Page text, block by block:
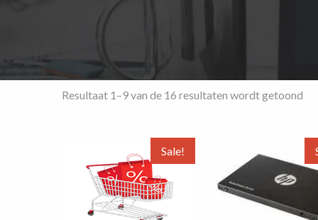
Resultaat 1–9 van de 16 resultaten wordt getoond
Sale!